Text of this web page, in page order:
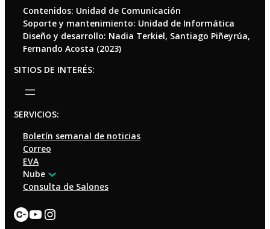
Contenidos: Unidad de Comunicación
Soporte y mantenimiento: Unidad de Informática
Diseño y desarrollo: Nadia Terkiel, Santiago Piñeyrúa,
Fernando Acosta (2023)
SITIOS DE INTERÉS:
SERVICIOS:
Boletín semanal de noticias
Correo
EVA
Nube
Consulta de Salones
Enlace
YouTube
Instagram